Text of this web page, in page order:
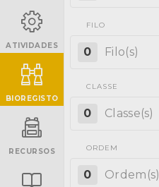
ATIVIDADES
BIOREGISTO
RECURSOS
FILO
0 Filo(s)
CLASSE
0 Classe(s)
ORDEM
0 Ordem(s)